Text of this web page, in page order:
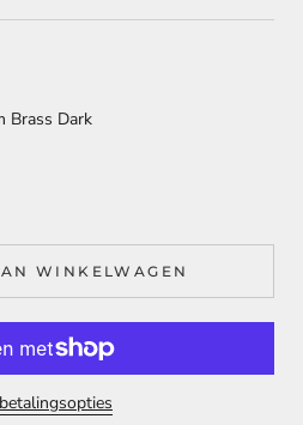
Brass Dark
WINKELWAGEN